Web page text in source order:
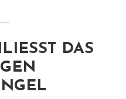
DAS N
P